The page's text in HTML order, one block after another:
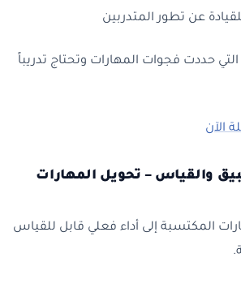
عن تطور المتدربين
حددت فجوات المهارات وتحتاج تدريباً
الآن
والقياس – تحويل المهارات
المكتسبة إلى أداء فعلي قابل للقياس